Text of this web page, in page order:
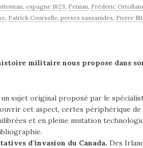
, espagne 1823, Fenian, Frédéric
, Patrick Courselle, perses sassanides, Pierre
militaire nous propose dans
un sujet original proposé par le
cet aspect, certes périphérique de
et en pleine mutation
d’invasion du Canada. Des